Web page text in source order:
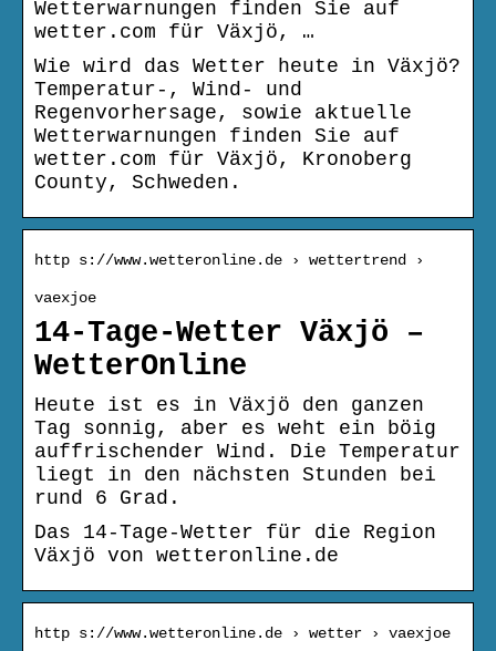
Wetterwarnungen finden Sie auf
wetter.com für Växjö, …
Wie wird das Wetter heute in Växjö?
Temperatur-, Wind- und
Regenvorhersage, sowie aktuelle
Wetterwarnungen finden Sie auf
wetter.com für Växjö, Kronoberg
County, Schweden.
http s://www.wetteronline.de › wettertrend ›
vaexjoe
14-Tage-Wetter Växjö –
WetterOnline
Heute ist es in Växjö den ganzen
Tag sonnig, aber es weht ein böig
auffrischender Wind. Die Temperatur
liegt in den nächsten Stunden bei
rund 6 Grad.
Das 14-Tage-Wetter für die Region
Växjö von wetteronline.de
http s://www.wetteronline.de › wetter › vaexjoe